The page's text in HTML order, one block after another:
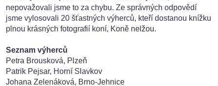
nepovažovali jsme to za chybu. Ze správných odpovědí
jsme vylosovali 20 šťastných výherců, kteří dostanou knížku
plnou krásných fotografií koní, Koně nelžou.
Seznam výherců
Petra Brousková, Plzeň
Patrik Pejsar, Horní Slavkov
Johana Zelenáková, Brno-Jehnice